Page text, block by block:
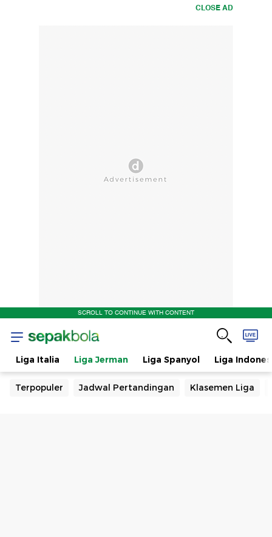
CLOSE AD
SCROLL TO CONTINUE WITH CONTENT
Liga Italia Liga Jerman Liga Spanyol Liga
Terpopuler Jadwal Pertandingan Klasemen Liga